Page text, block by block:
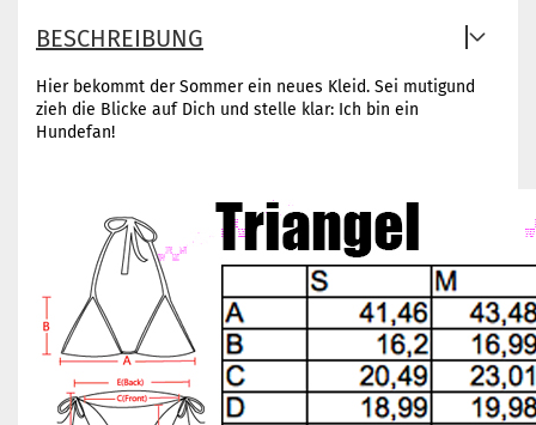
BESCHREIBUNG
Hier bekommt der Sommer ein neues Kleid. Sei mutigund
zieh die Blicke auf Dich und stelle klar: Ich bin ein
Hundefan!